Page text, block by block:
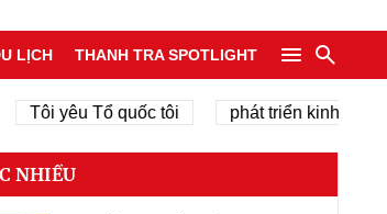
LỊCH THANH TRA SPOTLIGHT
yêu Tổ quốc tôi phát triển kinh tế tư nhân
NHIỀU